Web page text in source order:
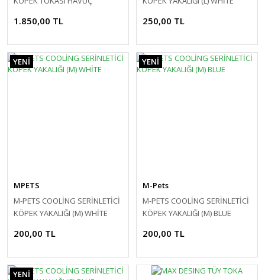
1.850,00 TL 250,00 TL
YENİ
MPETS
M-PETS COOLİNG SERİNLETİCİ
KÖPEK YAKALIĞI (M) WHİTE
200,00 TL
YENİ
M-Pets
M-PETS COOLİNG SERİNLETİCİ
KÖPEK YAKALIĞI (M) BLUE
200,00 TL
YENİ